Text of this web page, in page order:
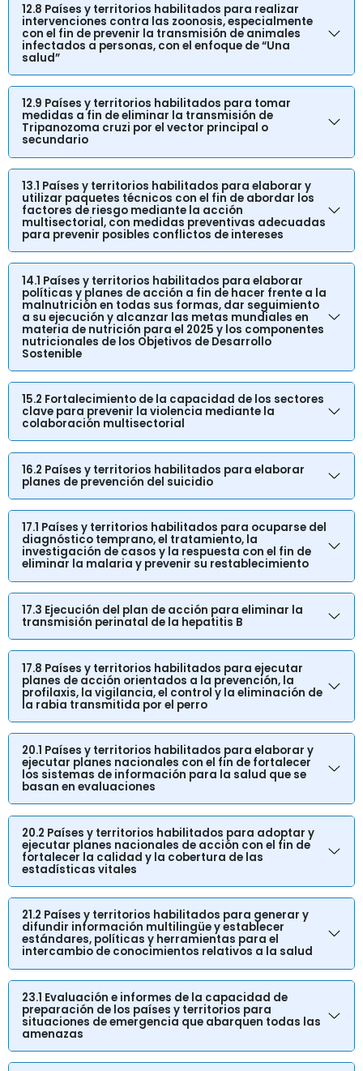
12.8 Países y territorios habilitados para realizar
intervenciones contra las zoonosis, especialmente
con el fin de prevenir la transmisión de animales
infectados a personas, con el enfoque de “Una
salud”
12.9 Países y territorios habilitados para tomar
medidas a fin de eliminar la transmisión de
Tripanozoma cruzi por el vector principal o
secundario
13.1 Países y territorios habilitados para elaborar y
utilizar paquetes técnicos con el fin de abordar los
factores de riesgo mediante la acción
multisectorial, con medidas preventivas adecuadas
para prevenir posibles conflictos de intereses
14.1 Países y territorios habilitados para elaborar
políticas y planes de acción a fin de hacer frente a la
malnutrición en todas sus formas, dar seguimiento
a su ejecución y alcanzar las metas mundiales en
materia de nutrición para el 2025 y los componentes
nutricionales de los Objetivos de Desarrollo
Sostenible
15.2 Fortalecimiento de la capacidad de los sectores
clave para prevenir la violencia mediante la
colaboración multisectorial
16.2 Países y territorios habilitados para elaborar
planes de prevención del suicidio
17.1 Países y territorios habilitados para ocuparse del
diagnóstico temprano, el tratamiento, la
investigación de casos y la respuesta con el fin de
eliminar la malaria y prevenir su restablecimiento
17.3 Ejecución del plan de acción para eliminar la
transmisión perinatal de la hepatitis B
17.8 Países y territorios habilitados para ejecutar
planes de acción orientados a la prevención, la
profilaxis, la vigilancia, el control y la eliminación de
la rabia transmitida por el perro
20.1 Países y territorios habilitados para elaborar y
ejecutar planes nacionales con el fin de fortalecer
los sistemas de información para la salud que se
basan en evaluaciones
20.2 Países y territorios habilitados para adoptar y
ejecutar planes nacionales de acción con el fin de
fortalecer la calidad y la cobertura de las
estadísticas vitales
21.2 Países y territorios habilitados para generar y
difundir información multilingüe y establecer
estándares, políticas y herramientas para el
intercambio de conocimientos relativos a la salud
23.1 Evaluación e informes de la capacidad de
preparación de los países y territorios para
situaciones de emergencia que abarquen todas las
amenazas